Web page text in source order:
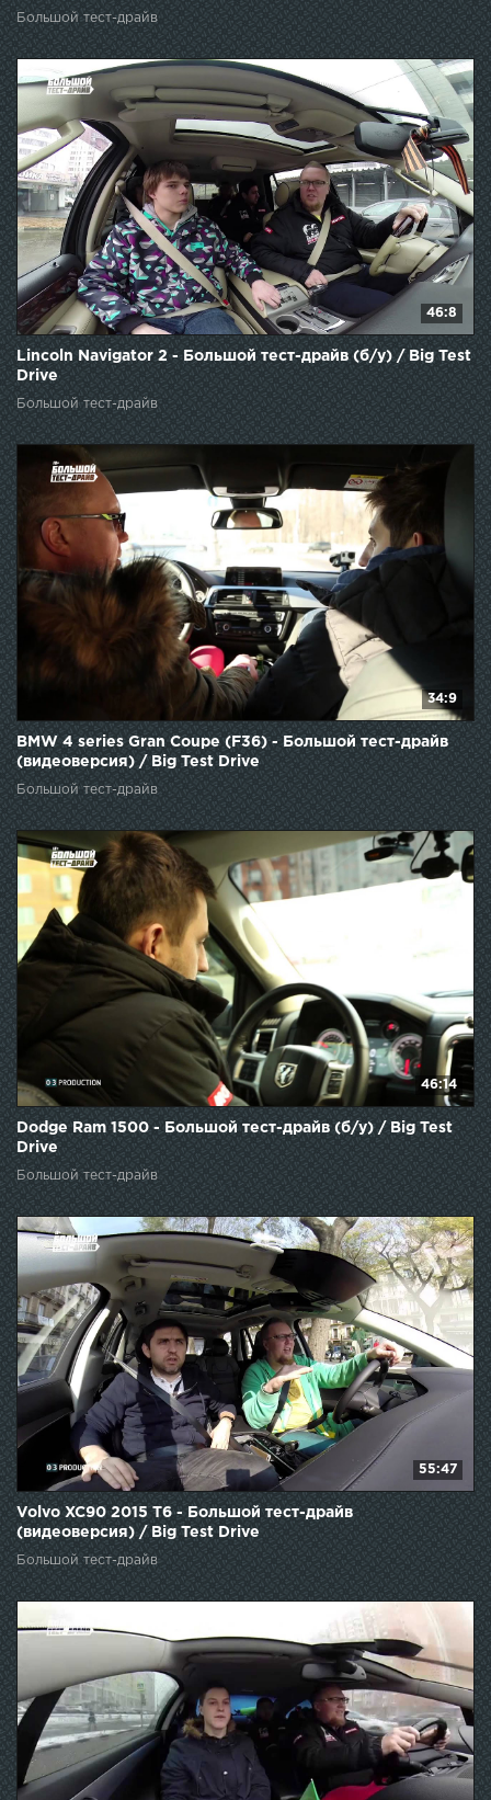
Большой тест-драйв
46:8
Lincoln Navigator 2 - Большой тест-драйв (б/у) / Big Test
Drive
Большой тест-драйв
34:9
BMW 4 series Gran Coupe (F36) - Большой тест-драйв
(видеоверсия) / Big Test Drive
Большой тест-драйв
46:14
Dodge Ram 1500 - Большой тест-драйв (б/у) / Big Test
Drive
Большой тест-драйв
55:47
Volvo XC90 2015 T6 - Большой тест-драйв
(видеоверсия) / Big Test Drive
Большой тест-драйв